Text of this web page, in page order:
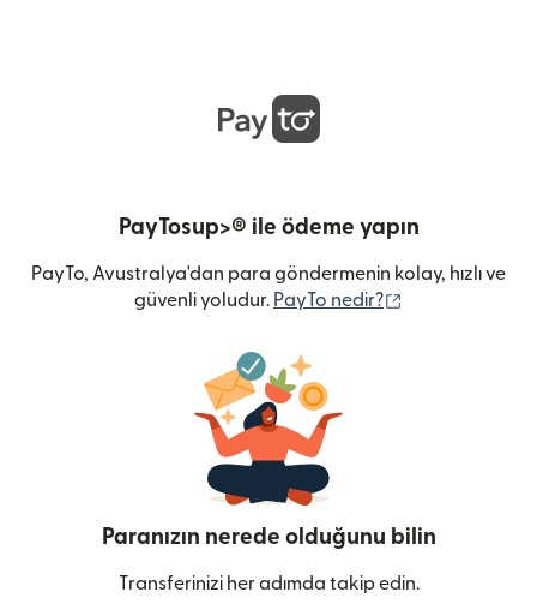
PayTosup>® ile ödeme yapın
PayTo, Avustralya'dan para göndermenin kolay, hızlı ve
güvenli yoludur. PayTo nedir?
Paranızın nerede olduğunu bilin
Transferinizi her adımda takip edin.